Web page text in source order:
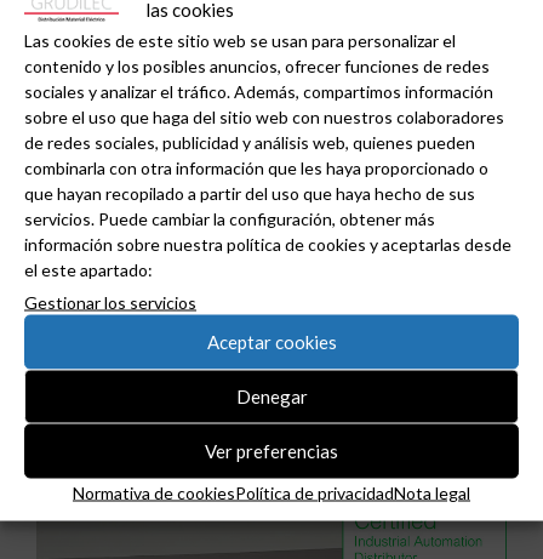
las cookies
Las cookies de este sitio web se usan para personalizar el
contenido y los posibles anuncios, ofrecer funciones de redes
sociales y analizar el tráfico. Además, compartimos información
sobre el uso que haga del sitio web con nuestros colaboradores
de redes sociales, publicidad y análisis web, quienes pueden
combinarla con otra información que les haya proporcionado o
que hayan recopilado a partir del uso que haya hecho de sus
servicios. Puede cambiar la configuración, obtener más
información sobre nuestra política de cookies y aceptarlas desde
el este apartado:
Gestionar los servicios
Aceptar cookies
Denegar
Ver preferencias
Normativa de cookiesPolítica de privacidadNota legal
MESUR acoge el II Encuentro Regional de
Eficiencia Energética en Murcia: el instalador
evoluciona a gestor energético.